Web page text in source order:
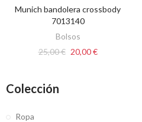
AÑADIR AL CARRITO
Munich bandolera crossbody
7013140
Bolsos
25,00 € 20,00 €
Colección
Ropa